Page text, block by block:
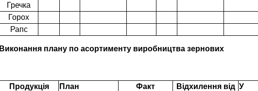
Гречка
Горох
Рапс
Виконання плану по асортименту виробництва зернових
Продукція План Факт
Відхилення від У